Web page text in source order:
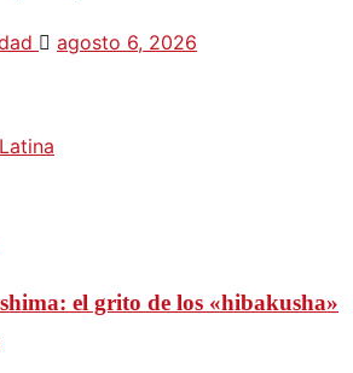
agosto 6, 2026
el grito de los «hibakusha»